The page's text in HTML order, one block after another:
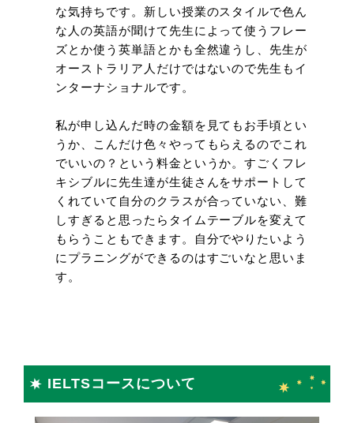
な気持ちです。新しい授業のスタイルで色ん
な人の英語が聞けて先生によって使うフレー
ズとか使う英単語とかも全然違うし、先生が
オーストラリア人だけではないので先生もイ
ンターナショナルです。
私が申し込んだ時の金額を見てもお手頃とい
うか、こんだけ色々やってもらえるのでこれ
でいいの？という料金というか。すごくフレ
キシブルに先生達が生徒さんをサポートして
くれていて自分のクラスが合っていない、難
しすぎると思ったらタイムテーブルを変えて
もらうこともできます。自分でやりたいよう
にプラニングができるのはすごいなと思いま
す。
IELTSコースについて